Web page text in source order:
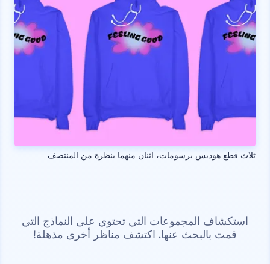
ثلاث قطع هوديس برسومات، اثنان منهما بنظرة من المنتصف
استكشاف المجموعات التي تحتوي على النماذج التي
قمت بالبحث عنها. اكتشف مناظر أخرى مذهلة!